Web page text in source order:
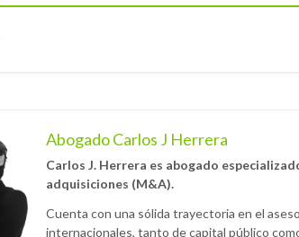
Abogado Carlos J Herrera
Carlos J. Herrera es abogado
adquisiciones (M&A).
Cuenta con una sólida trayectoria en el
internacionales, tanto de capital público